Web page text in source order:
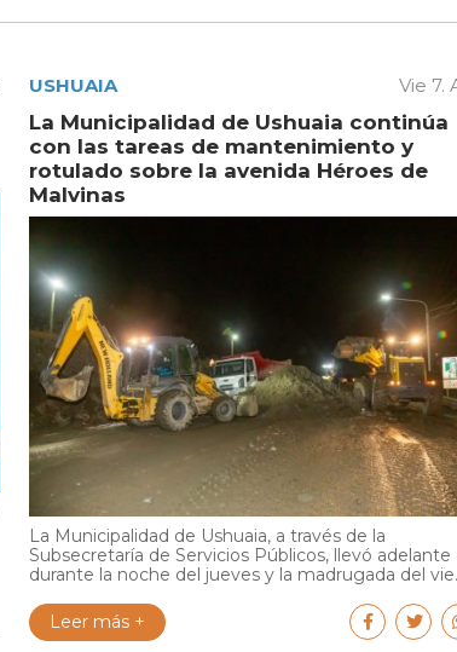
USHUAIA Vie 7.
La Municipalidad de Ushuaia continúa
con las tareas de mantenimiento y
rotulado sobre la avenida Héroes de
Malvinas
La Municipalidad de Ushuaia, a través de la
Subsecretaría de Servicios Públicos, llevó adelante
durante la noche del jueves y la madrugada del
Leer más +